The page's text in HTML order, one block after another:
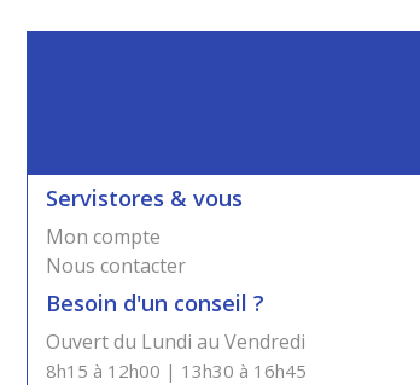
Servistores & vous
Mon compte
Nous contacter
Besoin d'un conseil ?
Ouvert du Lundi au Vendredi
8h15 à 12h00 | 13h30 à 16h45